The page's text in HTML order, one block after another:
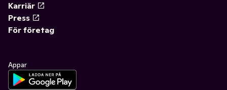
Karriär
Press
För företag
Appar